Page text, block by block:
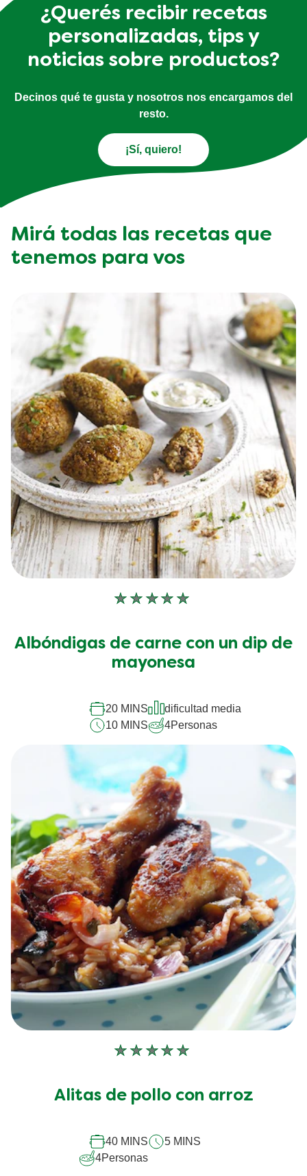
¿Querés recibir recetas
personalizadas, tips y
noticias sobre productos?
Decinos qué te gusta y nosotros nos encargamos del
resto.
¡Sí, quiero!
Mirá todas las recetas que
tenemos para vos
No
enviado
calificaciones
recipe
Albóndigas de carne con un dip de
mayonesa
20 MINS
dificultad media
10 MINS
4Personas
No
enviado
este
recipe
Alitas de pollo con arroz
40 MINS
5 MINS
4Personas